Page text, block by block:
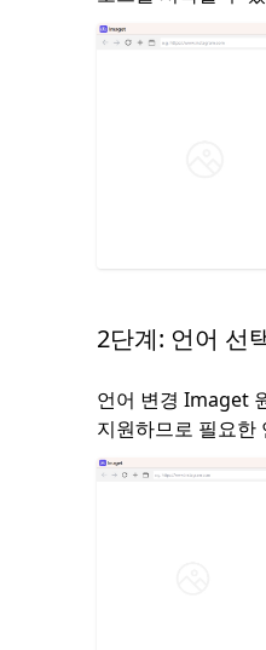
2단계: 언어 선
언어 변경 Imaget
지원하므로 필요한